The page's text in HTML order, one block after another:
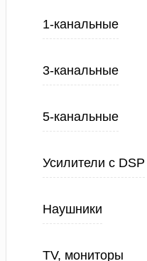
1-канальные
3-канальные
5-канальные
Усилители с DSP
Наушники
TV, мониторы